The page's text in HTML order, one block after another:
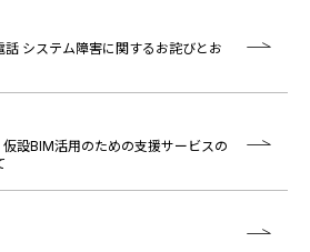
話 システム障害に関するお詫びとお
設BIM活用のための支援サービスの